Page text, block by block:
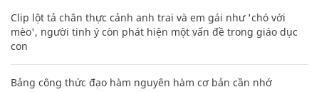
Clip lột tả chân thực cảnh anh trai và em gái như 'chó với
mèo', người tinh ý còn phát hiện một vấn đề trong giáo dục
con
Bảng công thức đạo hàm nguyên hàm cơ bản cần nhớ